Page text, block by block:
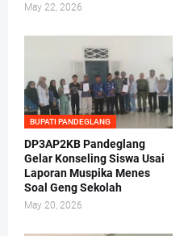
May 22, 2026
BUPATI PANDEGLANG
DP3AP2KB Pandeglang
Gelar Konseling Siswa Usai
Laporan Muspika Menes
Soal Geng Sekolah
May 20, 2026